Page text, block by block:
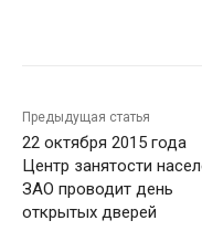
Предыдущая статья
22 октября 2015 года
Центр занятости
ЗАО проводит день
открытых дверей